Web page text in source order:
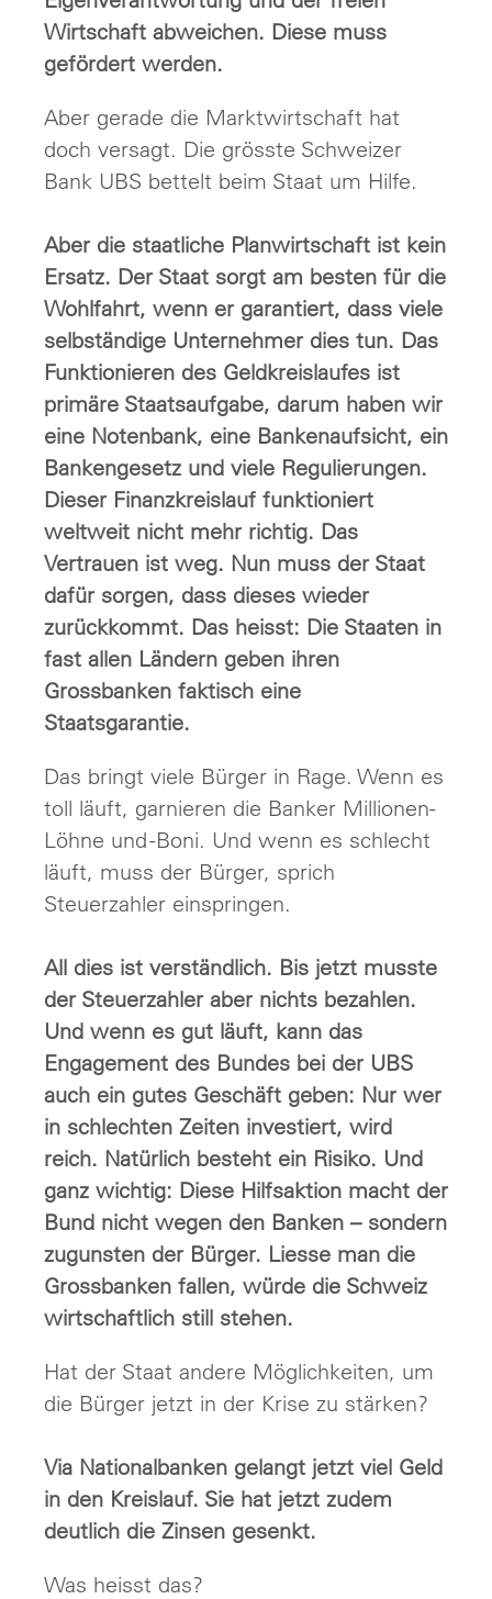
Wirtschaft abweichen. Diese muss
gefördert werden.
Aber gerade die Marktwirtschaft hat
doch versagt. Die grösste Schweizer
Bank UBS bettelt beim Staat um Hilfe.
Aber die staatliche Planwirtschaft ist kein
Ersatz. Der Staat sorgt am besten für die
Wohlfahrt, wenn er garantiert, dass viele
selbständige Unternehmer dies tun. Das
Funktionieren des Geldkreislaufes ist
primäre Staatsaufgabe, darum haben wir
eine Notenbank, eine Bankenaufsicht, ein
Bankengesetz und viele Regulierungen.
Dieser Finanzkreislauf funktioniert
weltweit nicht mehr richtig. Das
Vertrauen ist weg. Nun muss der Staat
dafür sorgen, dass dieses wieder
zurückkommt. Das heisst: Die Staaten in
fast allen Ländern geben ihren
Grossbanken faktisch eine
Staatsgarantie.
Das bringt viele Bürger in Rage. Wenn es
toll läuft, garnieren die Banker Millionen-
Löhne und -Boni. Und wenn es schlecht
läuft, muss der Bürger, sprich
Steuerzahler einspringen.
All dies ist verständlich. Bis jetzt musste
der Steuerzahler aber nichts bezahlen.
Und wenn es gut läuft, kann das
Engagement des Bundes bei der UBS
auch ein gutes Geschäft geben: Nur wer
in schlechten Zeiten investiert, wird
reich. Natürlich besteht ein Risiko. Und
ganz wichtig: Diese Hilfsaktion macht der
Bund nicht wegen den Banken – sondern
zugunsten der Bürger. Liesse man die
Grossbanken fallen, würde die Schweiz
wirtschaftlich still stehen.
Hat der Staat andere Möglichkeiten, um
die Bürger jetzt in der Krise zu stärken?
Via Nationalbanken gelangt jetzt viel Geld
in den Kreislauf. Sie hat jetzt zudem
deutlich die Zinsen gesenkt.
Was heisst das?